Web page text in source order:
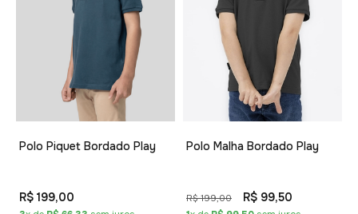
Polo Piquet Bordado Play
R$ 199,00
Polo Malha Bordado Play
R$ 199,00 R$ 99,50